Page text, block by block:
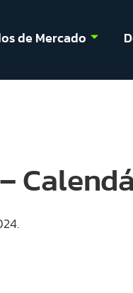
de Mercado